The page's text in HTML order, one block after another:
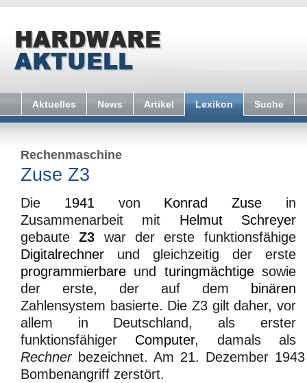
Aktuelles News Artikel Lexikon Suche
Rechenmaschine
Zuse Z3
Die 1941 von Konrad Zuse in
Zusammenarbeit mit Helmut Schreyer
gebauteZ3 war der erste funktionsfähige
Digitalrechner und gleichzeitig der erste
programmierbare und turingmächtigesowie
der erste, der auf dem
binären
Zahlensystem basierte. Die Z3 gilt daher, vor
allem in Deutschland, als erster
funktionsfähiger Computer, damals als
Rechnerbezeichnet. Am 21. Dezember
Bombenangriff zerstört.